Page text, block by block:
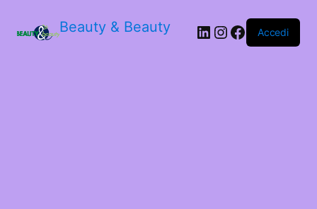
Beauty & Beauty LinkedIn
Instagram
Facebook
Accedi